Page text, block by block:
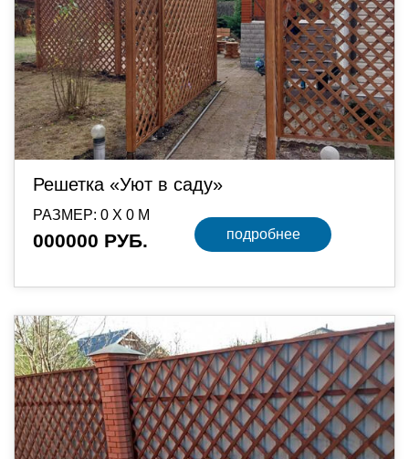
Решетка «Уют в саду»
РАЗМЕР: 0 Х 0 М
000000 РУБ. подробнее